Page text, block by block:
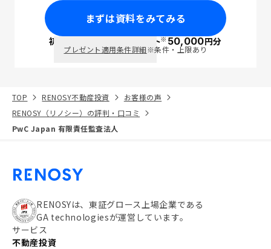
まずは資料をみてみる
初回面談で ポイント※50,000円分
プレゼント適用条件詳細※条件・上限あり
TOP RENOSY不動産投資
お客様の声
RENOSY（リノシー）の評判・口コミ
PwC Japan 有限責任監査法人
RENOSYは、東証グロース上場企業である
GA technologiesが運営しています。
サービス
不動産投資